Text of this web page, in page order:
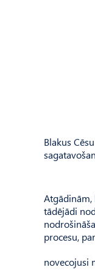
Blakus
Atgādinām,
tādējādi
procesu,
novecojusi